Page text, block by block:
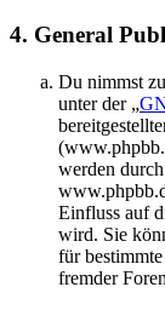
4. General
Du nimmst
unter der „
werden
Einfluss auf
wird. Sie
für
fremder